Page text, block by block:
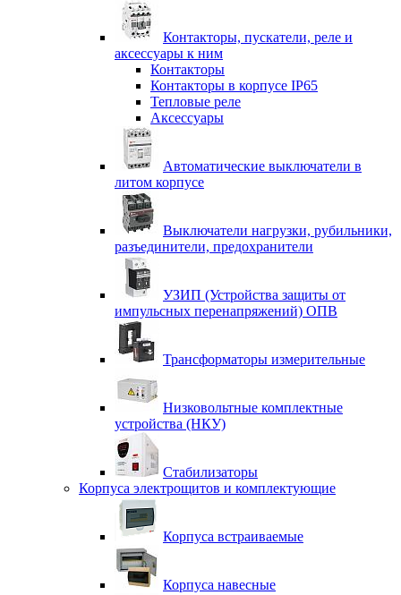
Контакторы, пускатели, реле и
аксессуары к ним
Контакторы
Контакторы в корпусе IP65
Тепловые реле
Аксессуары
Автоматические выключатели в
литом корпусе
Выключатели нагрузки, рубильники,
разъединители, предохранители
УЗИП (Устройства защиты от
импульсных перенапряжений) ОПВ
Трансформаторы измерительные
Низковольтные комплектные
устройства (НКУ)
Стабилизаторы
Корпуса электрощитов и комплектующие
Корпуса встраиваемые
Корпуса навесные